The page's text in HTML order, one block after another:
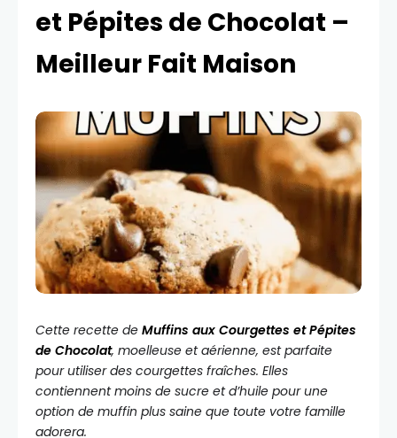
et Pépites de Chocolat –
Meilleur Fait Maison
Cette recette de Muffins aux Courgettes et Pépites
de Chocolat, moelleuse et aérienne, est parfaite
pour utiliser des courgettes fraîches. Elles
contiennent moins de sucre et d’huile pour une
option de muffin plus saine que toute votre famille
adorera.